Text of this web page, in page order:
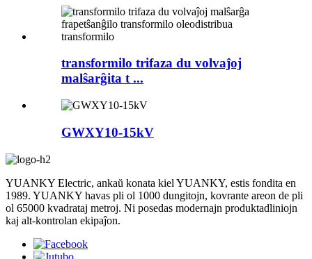
transformilo trifaza du volvaĵoj
malŝarĝita t ...
GWXY10-15kV
YUANKY Electric, ankaŭ konata kiel YUANKY, estis fondita en
1989. YUANKY havas pli ol 1000 dungitojn, kovrante areon de pli
ol 65000 kvadrataj metroj. Ni posedas modernajn produktadliniojn
kaj alt-kontrolan ekipaĵon.